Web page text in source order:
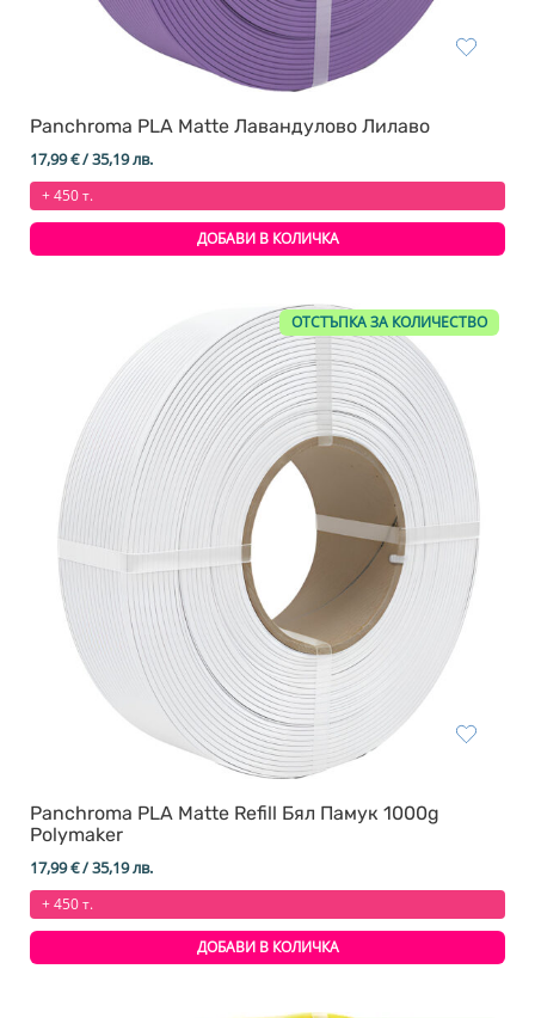
Panchroma PLA Matte Лавандулово Лилаво
17,99€/ 35,19 лв.
+ 450 т.
ДОБАВИ В КОЛИЧКА
ОТСТЪПКА ЗА КОЛИЧЕСТВО
Panchroma PLA Matte Refill Бял Памук 1000g
Polymaker
17,99€/ 35,19 лв.
+ 450 т.
ДОБАВИ В КОЛИЧКА